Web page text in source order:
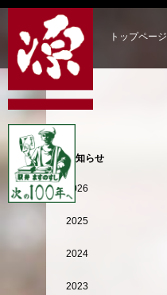
トップページ
お知らせ
2026
2025
2024
2023